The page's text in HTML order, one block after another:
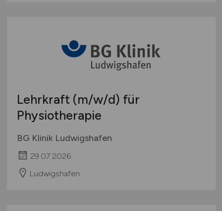
Lehrkraft (m/w/d) für
Physiotherapie
BG Klinik Ludwigshafen
29.07.2026
Ludwigshafen